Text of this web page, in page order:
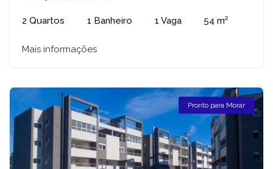
2 Quartos 1 Banheiro 1 Vaga 54 m²
Mais informações
Pronto para Morar